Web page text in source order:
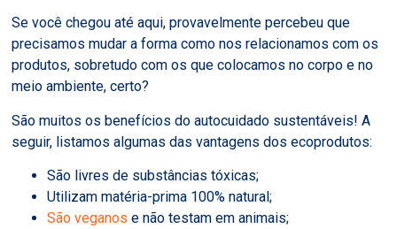
Se você chegou até aqui, provavelmente percebeu que
precisamos mudar a forma como nos relacionamos com os
produtos, sobretudo com os que colocamos no corpo e no
meio ambiente, certo?
São muitos os benefícios do autocuidado sustentáveis! A
seguir, listamos algumas das vantagens dos ecoprodutos:
São livres de substâncias tóxicas;
Utilizam matéria-prima 100% natural;
São veganos e não testam em animais;